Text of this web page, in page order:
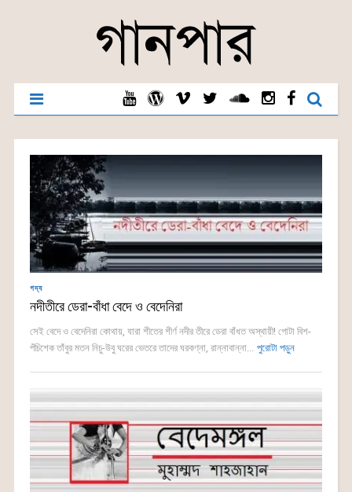
গদ্য
নদীতীরে ডেরা-বাঁধা বেদে ও বেদেনিরা
সেই বেদে ও বেদেনিরা কোথায়, যারা শীতের শীর্ণ নদীর তীরে ডেরা বাঁধত অস্থায়ী! গোটা বিশ-
পঁচিশেক তাঁবুর মতন নিচু-উবু ঘরের ভেতরে তাদের ঘরকণ্না, রান্নাবান্না... পুরোটা পড়ুন